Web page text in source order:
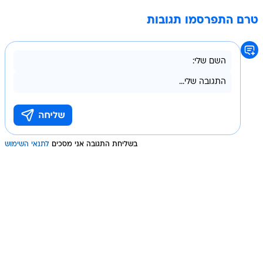
טרם התפרסמו תגובות
בשליחת התגובה אני מסכים לתנאי השימוש